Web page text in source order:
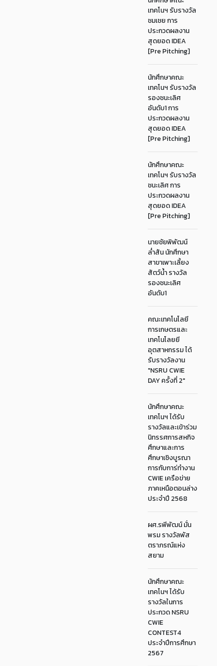
เทคโนฯ รับรางวัล
ชมเชย การ
ประกวดผลงาน
สุดยอด IDEA
[Pre Pitching]
นักศึกษาคณะ
เทคโนฯ รับรางวัล
รองชนะเลิศ
อันดับ1 การ
ประกวดผลงาน
สุดยอด IDEA
[Pre Pitching]
นักศึกษาคณะ
เทคโนฯ รับรางวัล
ชนะเลิศ การ
ประกวดผลงาน
สุดยอด IDEA
[Pre Pitching]
นายชัยพิพัฒน์
ล่ำสัน นักศึกษา
สาขาเพาะเลี้ยง
สัตว์น้ำ รางวัล
รองชนะเลิศ
อันดับ1
คณะเทคโนโลยี
การเกษตรและ
เทคโนโลยยี
อุตสาหกรรม ได้
รับรางวัลงาน
"NSRU CWIE
DAY ครั้งที่ 2"
นักศึกษาคณะ
เทคโนฯ ได้รับ
รางวัลและเข้าร่วม
นิทรรศการสหกิจ
ศึกษาและการ
ศึกษาเชิงบูรณา
การกับการ่ทำงาน
CWIE เครือข่าย
ภาคเหนือตอนล่าง
ประจำปี 2568
ผศ.รพีพัฒน์ มั่น
พรม รางวัลพัส
ตราภรณ์แห่ง
สยาม
นักศึกษาคณะ
เทคโนฯ ได้รับ
รางวัลในการ
ประกวด NSRU
CWIE
CONTEST4
ประจำปีการศึกษา
2567